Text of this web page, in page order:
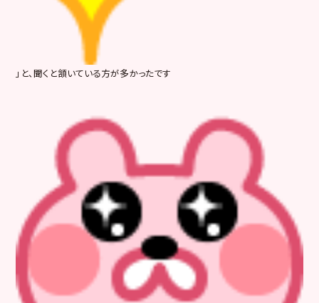
」と、聞くと頷いている方が多かったです